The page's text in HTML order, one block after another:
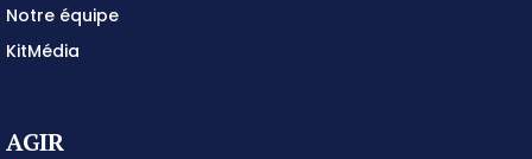
Notre équipe
KitMédia
AGIR